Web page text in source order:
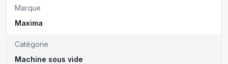
Marque
Maxima
Catégorie
Machine sous vide